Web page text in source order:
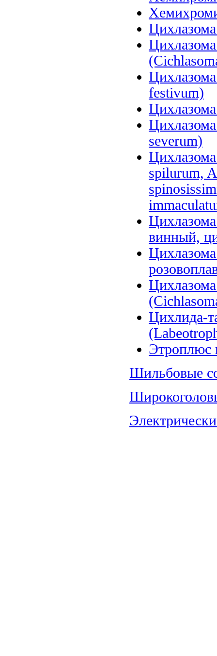
festivum)
severum)
Цихлазома
spilurum,
винный,
Цихлида-
Этроплюс
Шильбовые